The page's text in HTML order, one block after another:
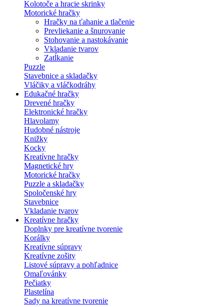
Kolotoče a hracie skrinky
Motorické hračky
Hračky na ťahanie a tlačenie
Prevliekanie a šnurovanie
Stohovanie a nastokávanie
Vkladanie tvarov
Zatĺkanie
Puzzle
Stavebnice a skladačky
Vláčiky a vláčkodráhy
Edukačné hračky
Drevené hračky
Elektronické hračky
Hlavolamy
Hudobné nástroje
Knižky
Kocky
Kreatívne hračky
Magnetické hry
Motorické hračky
Puzzle a skladačky
Spoločenské hry
Stavebnice
Vkladanie tvarov
Kreatívne hračky
Doplnky pre kreatívne tvorenie
Korálky
Kreatívne súpravy
Kreatívne zošity
Listové súpravy a pohľadnice
Omaľovánky
Pečiatky
Plastelína
Sady na kreatívne tvorenie